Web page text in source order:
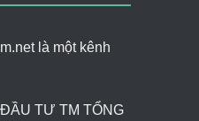
là một kênh
TƯ TM TỔNG